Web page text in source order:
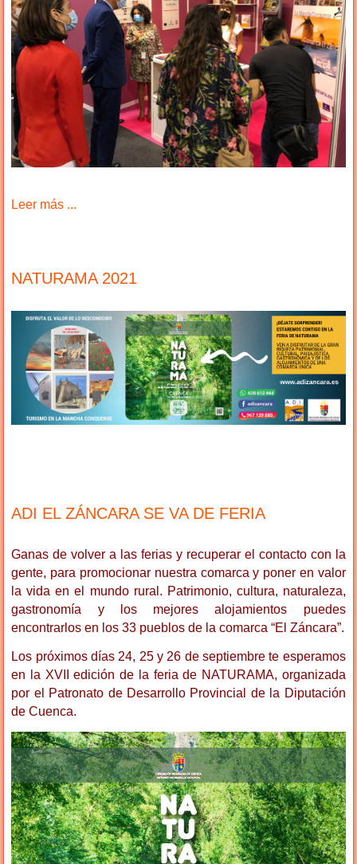
Leer más ...
NATURAMA 2021
ADI EL ZÁNCARA SE VA DE FERIA
Ganas de volver a las ferias y recuperar el contacto con la
gente, para promocionar nuestra comarca y poner en valor
la vida en el mundo rural. Patrimonio, cultura, naturaleza,
gastronomía y los mejores alojamientos puedes
encontrarlos en los 33 pueblos de la comarca “El Záncara”.
Los próximos días 24, 25 y 26 de septiembre te esperamos
en la XVII edición de la feria de NATURAMA, organizada
por el Patronato de Desarrollo Provincial de la Diputación
de Cuenca.